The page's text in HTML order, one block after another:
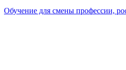
Обучение для смены профессии,